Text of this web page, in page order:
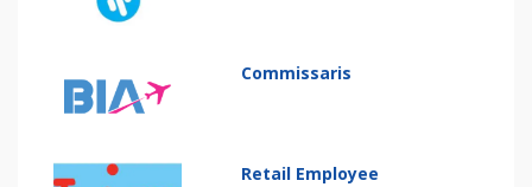
Commissaris
Retail Employee